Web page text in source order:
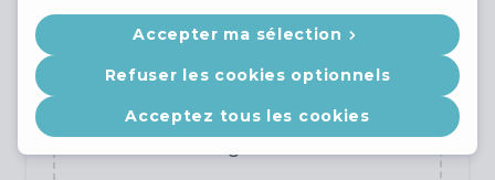
(non requis)
vos documents
ici pour les
Accepter ma sélection
Refuser les cookies optionnels
Acceptez tous les cookies